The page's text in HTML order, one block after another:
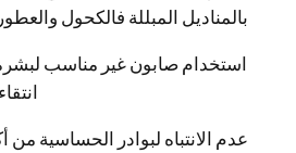
بالمناديل المبللة فالكحول